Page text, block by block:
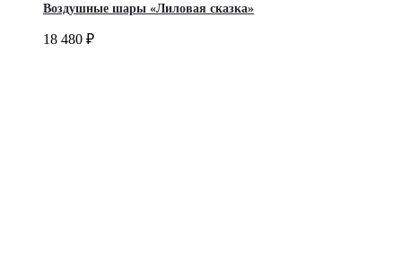
Воздушные шары «Лиловая сказка»
18 480 ₽